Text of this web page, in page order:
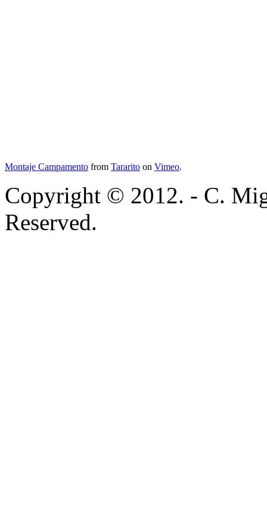
Montaje Campamento from Tararito on Vimeo.
Copyright © 2012. - C.
Reserved.